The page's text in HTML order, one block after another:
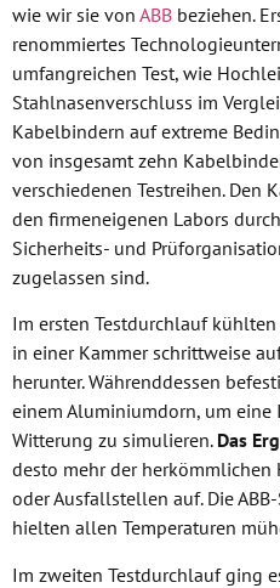
wie wir sie von ABB beziehen.
renommiertes
umfangreichen Test, wie
Stahlnasenverschluss im
Kabelbindern auf extreme
von insgesamt zehn
verschiedenen Testreihen. Den
den firmeneigenen Labors
Sicherheits- und
zugelassen sind.
Im ersten Testdurchlauf
in einer Kammer schrittweise
herunter. Währenddessen
einem Aluminiumdorn, um
Witterung zu simulieren. Das
desto mehr der herkömmlichen
oder Ausfallstellen auf. Die
hielten allen Temperaturen
Im zweiten Testdurchlauf ging